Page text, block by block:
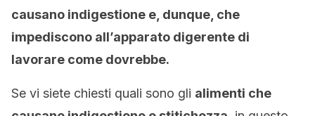
causano indigestione e, dunque, che
impediscono all’apparato digerente di
lavorare come dovrebbe.
Se vi siete chiesti quali sono gli alimenti che